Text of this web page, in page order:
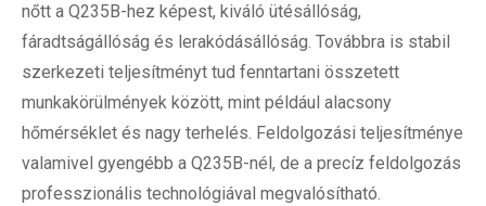
nőtt a Q235B-hez képest, kiváló ütésállóság,
fáradtságállóság és lerakódásállóság. Továbbra is stabil
szerkezeti teljesítményt tud fenntartani összetett
munkakörülmények között, mint például alacsony
hőmérséklet és nagy terhelés. Feldolgozási teljesítménye
valamivel gyengébb a Q235B-nél, de a precíz feldolgozás
professzionális technológiával megvalósítható.